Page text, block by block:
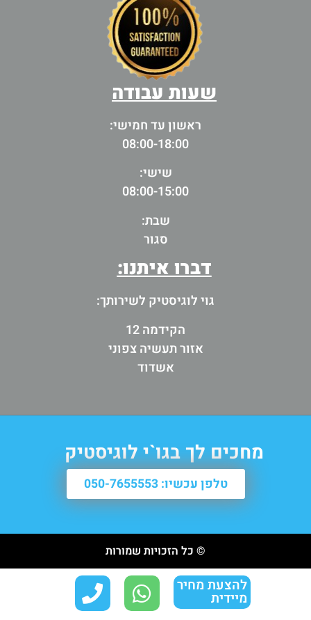
שעות עבודה
ראשון עד חמישי:
08:00-18:00
שישי:
08:00-15:00
שבת:
סגור
דברו איתנו:
גוי לוגיסטיק לשירותך:
הקידמה 12
אזור תעשיה צפוני
אשדוד
מחכים לך בגו`י לוגיסטיק
טלפן עכשיו: 050-7655553
© כל הזכויות שמורות
להצעת מחיר
מיידית